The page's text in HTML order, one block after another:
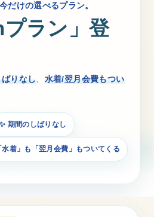
お問い合わせ
だけの選べるプラン。
プラン」登
りなし、 水着/翌月会費もつい
✨ 期間のしばりなし
水着」も「翌月会費」もついてくる